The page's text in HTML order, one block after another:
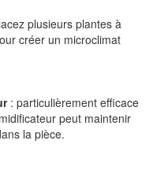
plusieurs plantes à
créer un microclimat
: particulièrement efficace
peut maintenir
la pièce.